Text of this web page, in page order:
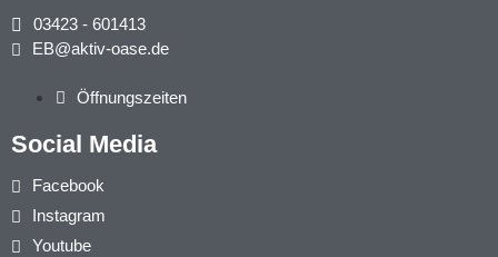
03423 - 601413
EB@aktiv-oase.de
Öffnungszeiten
Social Media
Facebook
Instagram
Youtube